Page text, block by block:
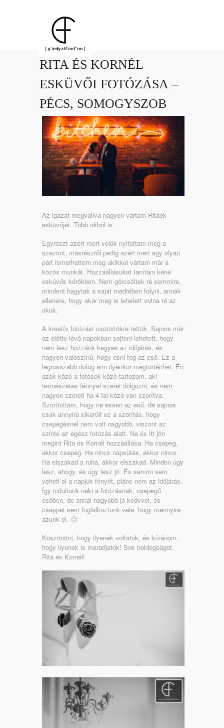
RITA ÉS KORNÉL
ESKÜVŐI FOTÓZÁSA –
PÉCS, SOMOGYSZOB
Az igazat megvallva nagyon vártam Ritáék
esküvőjét. Több okból is.
Egyrészt azért mert velük nyitottam meg a
szezont, másrészről pedig azért mert egy olyan
párt ismerhettem meg akikkel vártam már a
közös munkát. Hozzáállásukat tanítani kéne
esküvős körökben. Nem görcsöltek rá semmire,
mindent hagytak a saját medrében folyni, annak
ellenére, hogy akár meg is lehetett volna rá az
okuk.
A kreatív fotózást csütörtökre tettük. Sajnos már
az előtte lévő napokban sejteni lehetett, hogy
nem lesz hozzánk kegyes az időjárás, és
nagyon valószínű, hogy esni fog az eső. Ez a
legrosszabb dolog ami ilyenkor megtörténhet. Én
azok közé a fotósok közé tartozom, aki
természetes fénnyel szeret dolgozni, és nem
nagyon szereti ha 4 fal közé van szorítva.
Szorítottam, hogy ne essen az eső, de sajnos
csak annyira sikerült ez a szorítás, hogy
csepegésnél nem volt nagyobb, viszont az
szinte az egész fotózás alatt. Na és itt jön
megint Rita és Kornél hozzáállása. Ha csepeg,
akkor csepeg. Ha nincs napsütés, akkor nincs.
Ha elszakad a ruha, akkor elszakad. Minden úgy
lesz, ahogy, és úgy lesz jó. És semmi sem
veheti el a napjuk fényét, pláne nem az időjárás.
Így indultunk neki a fotózásnak, csepegő
esőben, de annál nagyobb jó kedvvel, és
cseppet sem foglalkoztunk vele, hogy mennyire
ázunk el. 🙂
Köszönöm, hogy ilyenek voltatok, és kívánom,
hogy ilyenek is maradjatok! Sok boldogságot,
Rita és Kornél!